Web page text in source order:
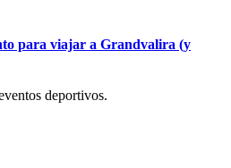
para viajar a Grandvalira (y